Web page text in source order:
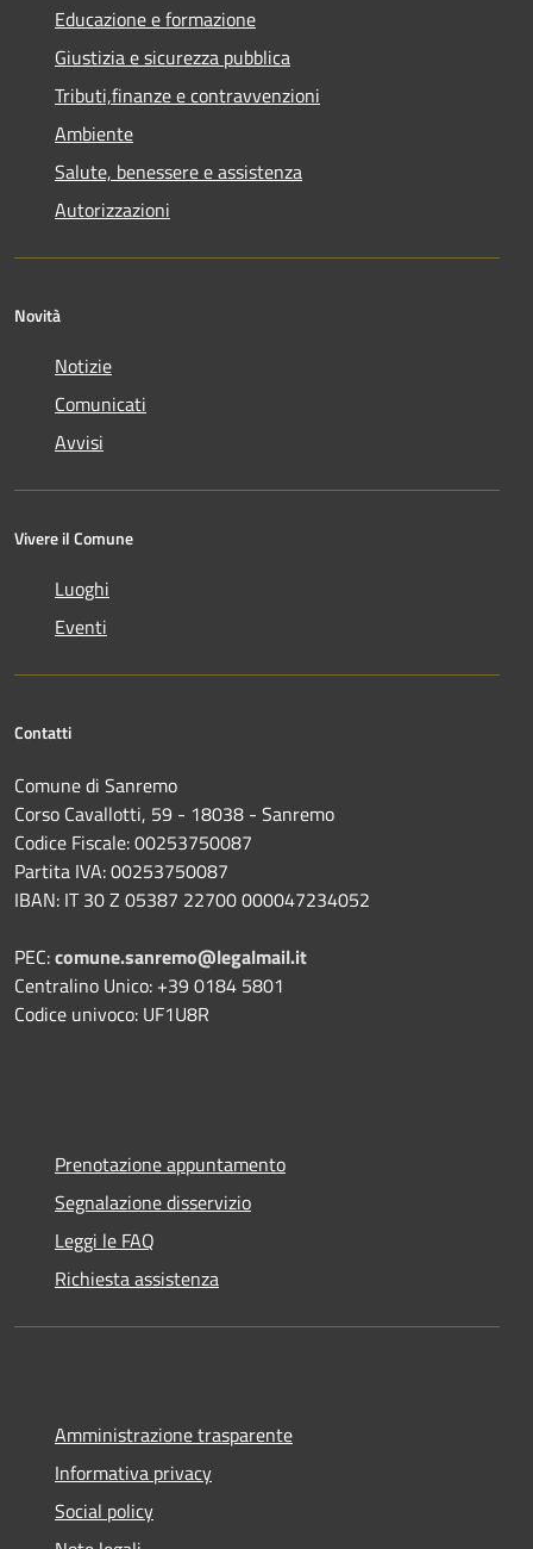
Educazione e formazione
Giustizia e sicurezza pubblica
Tributi,finanze e contravvenzioni
Ambiente
Salute, benessere e assistenza
Autorizzazioni
Novità
Notizie
Comunicati
Avvisi
Vivere il Comune
Luoghi
Eventi
Contatti
Comune di Sanremo
Corso Cavallotti, 59 - 18038 - Sanremo
Codice Fiscale: 00253750087
Partita IVA: 00253750087
IBAN: IT 30 Z 05387 22700 000047234052
PEC:comune.sanremo@legalmail.it
Centralino Unico: +39 0184 5801
Codice univoco: UF1U8R
Prenotazione appuntamento
Segnalazione disservizio
Leggi le FAQ
Richiesta assistenza
Amministrazione trasparente
Informativa privacy
Social policy